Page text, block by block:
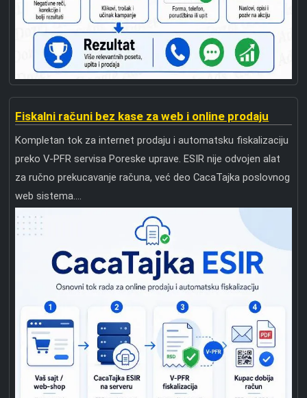
Fiskalni računi bez kase za web i online prodaju
Kompletan tok za internet prodaju i automatsku fiskalizaciju
preko V-PFR servisa Poreske uprave. ESIR nije odvojen alat
za ručno prekucavanje računa, već deo CacaTajka poslovnog
web sistema....